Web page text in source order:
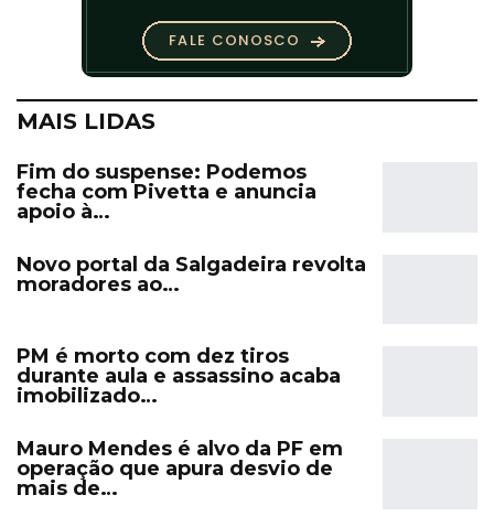
MAIS LIDAS
Fim do suspense: Podemos
fecha com Pivetta e anuncia
apoio à…
Novo portal da Salgadeira revolta
moradores ao…
PM é morto com dez tiros
durante aula e assassino acaba
imobilizado…
Mauro Mendes é alvo da PF em
operação que apura desvio de
mais de…